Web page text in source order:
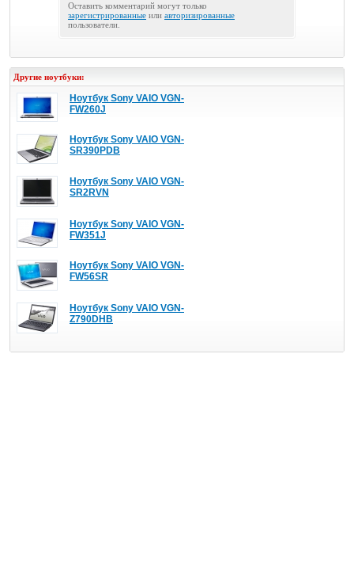
Оставить комментарий могут только
зарегистрированные или авторизированные
пользователи.
Другие ноутбуки:
Ноутбук Sony VAIO VGN-
FW260J
Ноутбук Sony VAIO VGN-
SR390PDB
Ноутбук Sony VAIO VGN-
SR2RVN
Ноутбук Sony VAIO VGN-
FW351J
Ноутбук Sony VAIO VGN-
FW56SR
Ноутбук Sony VAIO VGN-
Z790DHB